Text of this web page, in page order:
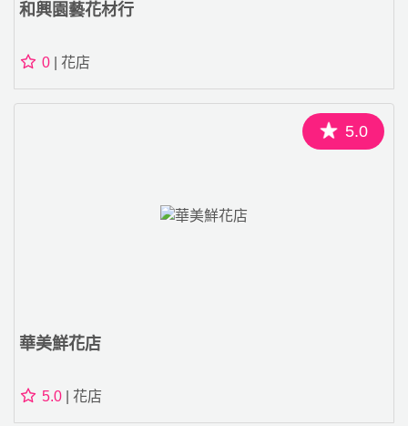
和興園藝花材行
0 | 花店
5.0
華美鮮花店
5.0 | 花店